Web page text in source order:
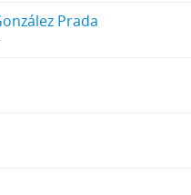
Prada